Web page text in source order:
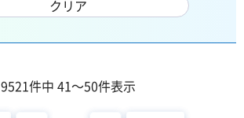
9521件中 41～50件表示